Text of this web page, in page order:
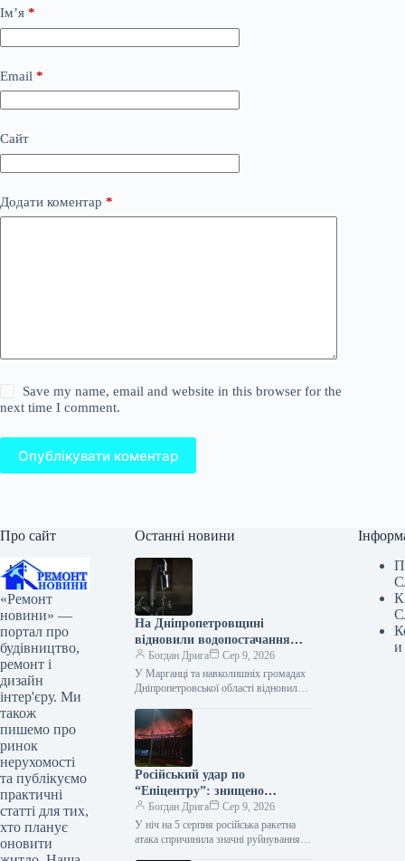
Ім’я *
Email *
Сайт
Додати коментар *
Save my name, email and website in this browser for the
next time I comment.
Опублікувати коментар
Про сайт
«Ремонт
новини» —
портал про
будівництво,
ремонт і
дизайн
інтер'єру. Ми
також
пишемо про
ринок
нерухомості
та публікуємо
практичні
статті для тих,
хто планує
оновити
Останні новини
На Дніпропетровщині
відновили водопостачання
після тривалої аварії
Богдан Дрига
Сер 9, 2026
У Марганці та навколишніх громадах
Дніпропетровської області відновили
Роботи на аварійній ділянці завершені,
кадрові рішення прийняті. На
Дніпропетровщині…
Російський удар по
“Епіцентру”: знищено
логістичні центри, є жертви
Богдан Дрига
Сер 9, 2026
У ніч на 5 серпня російська ракетна
атака спричинила значні руйнування
и